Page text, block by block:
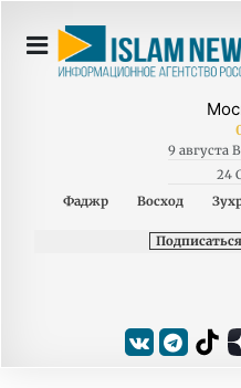
9 августа
24
Фаджр
Восход